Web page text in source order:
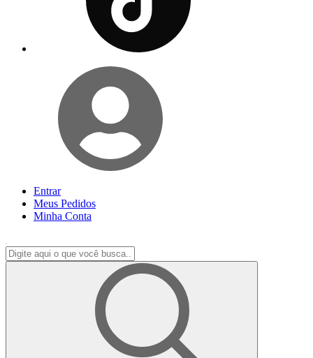
Entrar
Meus Pedidos
Minha Conta